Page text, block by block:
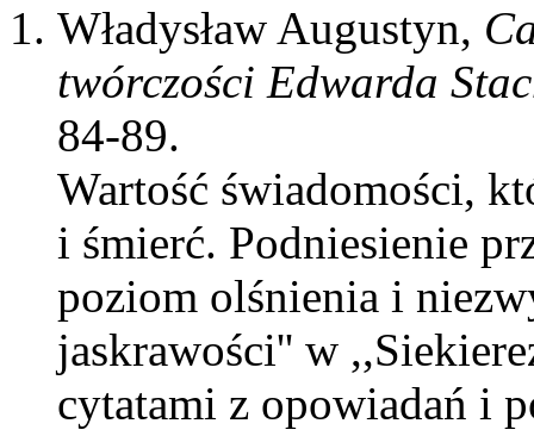
Władysław Augustyn,
twórczości Edwarda
84-89.
Wartość świadomości,
i śmierć. Podniesienie
poziom olśnienia i
jaskrawości'' w
cytatami z opowiadań i